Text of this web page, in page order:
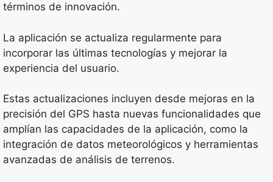
términos de innovación.
La aplicación se actualiza regularmente para
incorporar las últimas tecnologías y mejorar la
experiencia del usuario.
Estas actualizaciones incluyen desde mejoras en la
precisión del GPS hasta nuevas funcionalidades que
amplían las capacidades de la aplicación, como la
integración de datos meteorológicos y herramientas
avanzadas de análisis de terrenos.